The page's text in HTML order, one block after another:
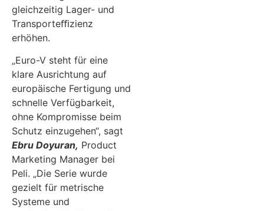
gleichzeitig Lager- und
Transporteﬃzienz
erhöhen.
„Euro-V steht für eine
klare Ausrichtung auf
europäische Fertigung und
schnelle Verfügbarkeit,
ohne Kompromisse beim
Schutz einzugehen“, sagt
Ebru Doyuran, Product
Marketing Manager bei
Peli. „Die Serie wurde
gezielt für metrische
Systeme und